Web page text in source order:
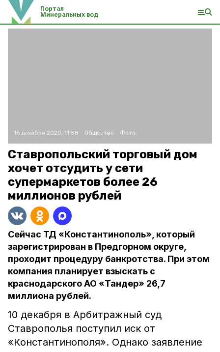
Портал
Минеральных вод
16 декабря 2020, 11:58 Общество Фото:
Ставропольский торговый дом
хочет отсудить у сети
супермаркетов более 26
миллионов рублей
Сейчас ТД «Константинополь», который
зарегистрирован в Предгорном округе,
проходит процедуру банкротства. При этом
компания планирует взыскать с
краснодарского АО «Тандер» 26,7
миллиона рублей.
10 декабря в Арбитражный суд
Ставрополья поступил иск от
«Константинополя». Однако заявление